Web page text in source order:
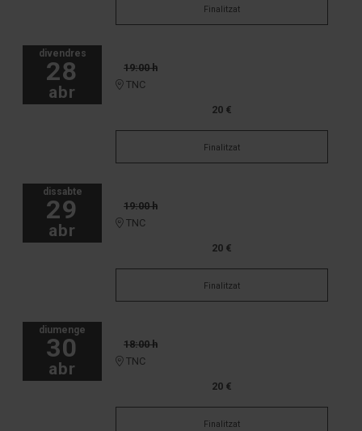
Finalitzat
divendres
28
abr
19:00 h
TNC
20 €
Finalitzat
dissabte
29
abr
19:00 h
TNC
20 €
Finalitzat
diumenge
30
abr
18:00 h
TNC
20 €
Finalitzat